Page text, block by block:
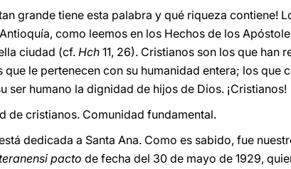
grande tiene esta palabra y qué riqueza contiene!
como leemos en los Hechos de los
ciudad (cf. Hch 11, 26). Cristianos son los que han
que le pertenecen con su humanidad entera; los que
ser humano la dignidad de hijos de Dios. ¡Cristianos!
de cristianos. Comunidad fundamental.
dedicada a Santa Ana. Como es sabido, fue
pacto de fecha del 30 de mayo de 1929,